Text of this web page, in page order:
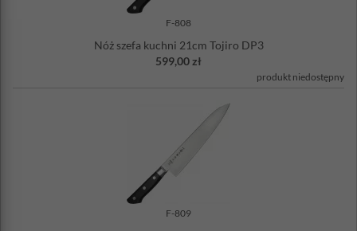
F-808
Nóż szefa kuchni 21cm Tojiro DP3
599,00 zł
produkt niedostępny
F-809